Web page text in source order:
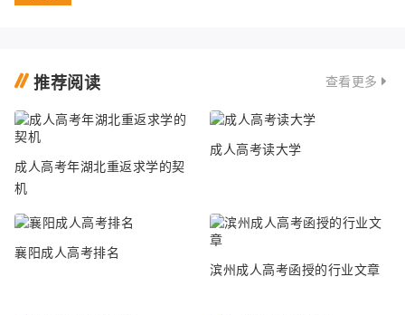
推荐阅读 查看更多
成人高考年湖北重返求学的契
机
成人高考读大学
襄阳成人高考排名
滨州成人高考函授的行业文章